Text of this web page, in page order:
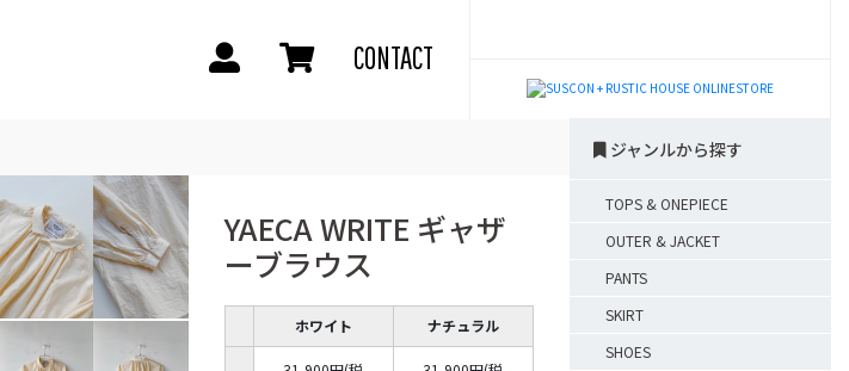
CONTACT
YAECA WRITE ギャザ
ーブラウス
ホワイト ナチュラル
ジャンルから探す
TOPS & ONEPIECE
OUTER & JACKET
PANTS
SKIRT
SHOES